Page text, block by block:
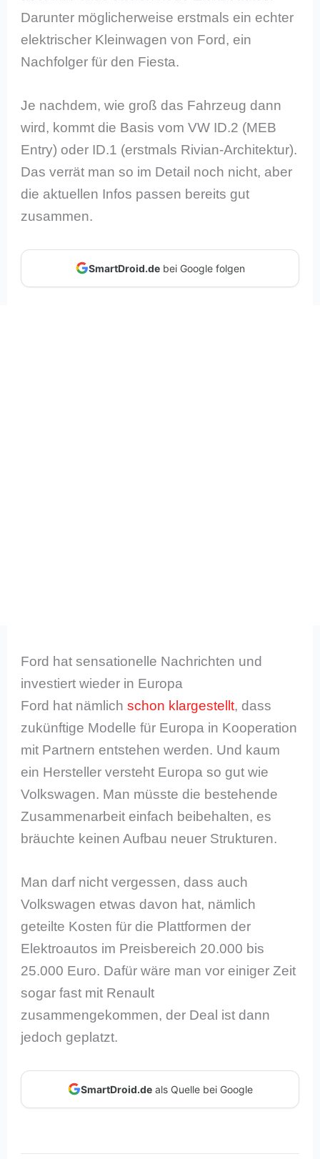
Darunter möglicherweise erstmals ein echter
elektrischer Kleinwagen von Ford, ein
Nachfolger für den Fiesta.
Je nachdem, wie groß das Fahrzeug dann
wird, kommt die Basis vom VW ID.2 (MEB
Entry) oder ID.1 (erstmals Rivian-Architektur).
Das verrät man so im Detail noch nicht, aber
die aktuellen Infos passen bereits gut
zusammen.
SmartDroid.debei Google folgen
Ford hat sensationelle Nachrichten und
investiert wieder in Europa
Ford hat nämlichschon klargestellt, dass
zukünftige Modelle für Europa in Kooperation
mit Partnern entstehen werden. Und kaum
ein Hersteller versteht Europa so gut wie
Volkswagen. Man müsste die bestehende
Zusammenarbeit einfach beibehalten, es
bräuchte keinen Aufbau neuer Strukturen.
Man darf nicht vergessen, dass auch
Volkswagen etwas davon hat, nämlich
geteilte Kosten für die Plattformen der
Elektroautos im Preisbereich 20.000 bis
25.000 Euro. Dafür wäre man vor einiger Zeit
sogar fast mit Renault
zusammengekommen, der Deal ist dann
jedoch geplatzt.
SmartDroid.deals Quelle bei Google